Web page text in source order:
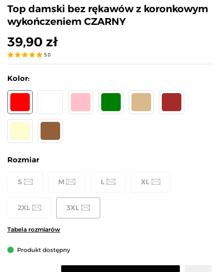
Top damski bez rękawów z koronkowym
wykończeniem CZARNY
39,90 zł
5.0
Kolor:
Rozmiar
S M L XL
2XL 3XL
Tabela rozmiarów
Produkt dostępny